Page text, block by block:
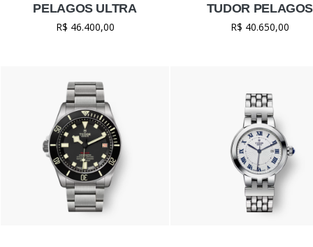
PELAGOS ULTRA
R$ 46.400,00
TUDOR PELAGOS
R$ 40.650,00